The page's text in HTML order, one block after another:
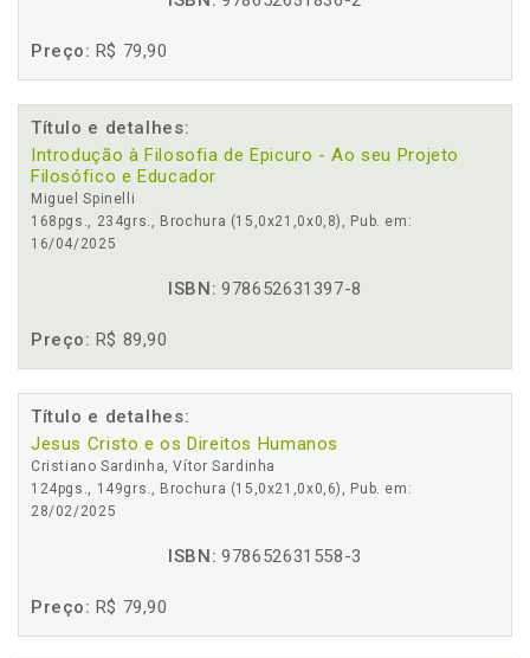
Preço: R$ 79,90
Título e detalhes:
Introdução à Filosofia de Epicuro - Ao seu Projeto
Filosófico e Educador
Miguel Spinelli
168pgs., 234grs., Brochura (15,0x21,0x0,8), Pub. em:
16/04/2025
ISBN: 978652631397-8
Preço: R$ 89,90
Título e detalhes:
Jesus Cristo e os Direitos Humanos
Cristiano Sardinha, Vítor Sardinha
124pgs., 149grs., Brochura (15,0x21,0x0,6), Pub. em:
28/02/2025
ISBN: 978652631558-3
Preço: R$ 79,90